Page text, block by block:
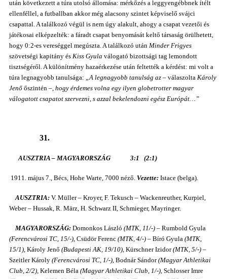
után következett a túra utolsó állomása: mérkőzés a leggyengébbnek ítélt
ellenféllel, a futballban akkor még alacsony szintet képviselő svájci
csapattal. A találkozó végül is nem úgy alakult, ahogy a csapat vezetői és
játékosai elképzelték: a fáradt csapat benyomását keltő társaság örülhetett,
hogy 0:2-es vereséggel megúszta. A találkozó után Minder Frigyes
szövetségi kapitány és Kiss Gyula válogató bizottsági tag lemondott
tisztségéről. A különítmény hazaérkezése után feltették a kérdést: mi volt a
túra legnagyobb tanulsága: „A legnagyobb tanulság az – válaszolta Károly
Jenő őszintén –, hogy érdemes volna egy ilyen globetrotter magyar
válogatott csapatot szervezni, s azzal bekelendozni egész Európát…”
31.
AUSZTRIA – MAGYARORSZÁG 3:1 (2:1)
1911. május 7., Bécs, Hohe Warte, 7000 néző. Vezette: Istace (belga).
AUSZTRIA: V. Müller – Kroyer, F. Tekusch – Wackenreuther, Kurpiel,
Weber – Hussak, R. März, H. Schwarz II, Schmieger, Mayringer.
MAGYARORSZÁG: Domonkos László (MTK, 11/-) – Rumbold Gyula
(Ferencvárosi TC, 15/-), Csüdör Ferenc (MTK, 4/-) – Bíró Gyula (MTK,
15/1), Károly Jenő (Budapesti AK, 19/10), Kürschner Izidor(MTK, 5/-) –
Szeitler Károly (Ferencvárosi TC, 1/-), Bodnár Sándor(Magyar Athletikai
Club, 2/2), Kelemen Béla (Magyar Athletikai Club, 1/-), Schlosser Imre